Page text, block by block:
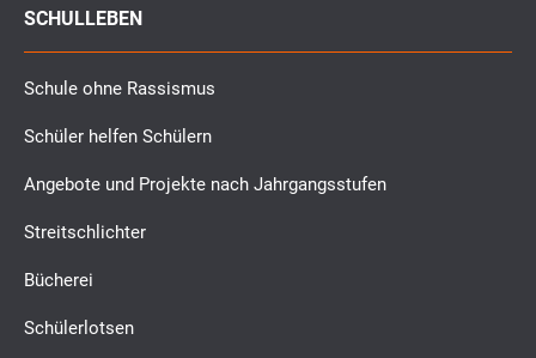
SCHULLEBEN
Schule ohne Rassismus
Schüler helfen Schülern
Angebote und Projekte nach Jahrgangsstufen
Streitschlichter
Bücherei
Schülerlotsen